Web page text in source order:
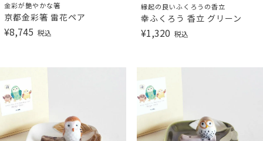
金彩が艶やかな箸
京都金彩箸 雷花ペア
¥8,745 税込
縁起の良いふくろうの香立
幸ふくろう 香立 グリーン
¥1,320 税込